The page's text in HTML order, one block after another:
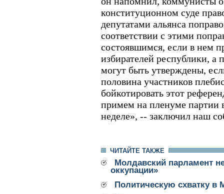
конституционном суде
депутатами альянса
соответствии с этими
состоявшимся, если в нем
избирателей республики, а
могут быть утверждены,
половина участников
бойкотировать этот
примем на пленуме партии
неделе», -- заключил наш
ЧИТАЙТЕ ТАКЖЕ
Молдавский парламент
оккупации»
Политическую схватку в